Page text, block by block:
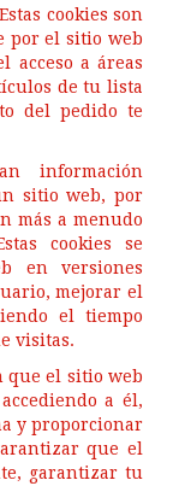
Estas cookies son
por el sitio web
acceso a áreas
de tu lista
del pedido te
información
sitio web, por
más a menudo
cookies se
en versiones
mejorar el
el tiempo
visitas.
que el sitio web
a él,
y proporcionar
que el
garantizar tu